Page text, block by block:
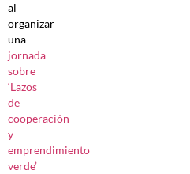
al
organizar
una
jornada
sobre
‘Lazos
de
cooperación
y
emprendimiento
verde’